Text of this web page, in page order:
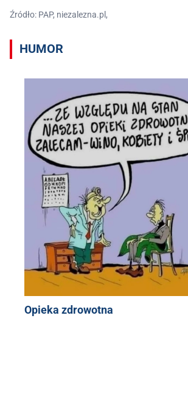
Źródło: PAP, niezalezna.pl,
HUMOR
Opieka zdrowotna